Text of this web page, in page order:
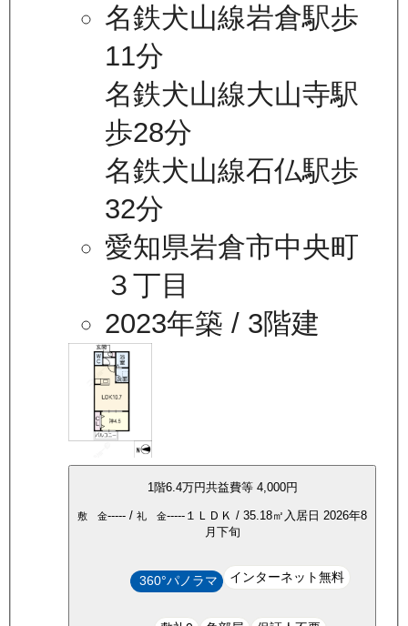
名鉄犬山線岩倉駅歩
11分
名鉄犬山線大山寺駅
歩28分
名鉄犬山線石仏駅歩
32分
愛知県岩倉市中央町
３丁目
2023年築 / 3階建
1階6.4万円共益費等 4,000円
敷 金----- / 礼 金----- １ＬＤＫ / 35.18㎡ 入居日 2026年8
月下旬
360°パノラマ インターネット無料